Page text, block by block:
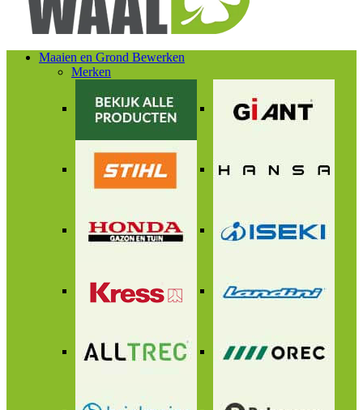
Maaien en Grond Bewerken
Merken